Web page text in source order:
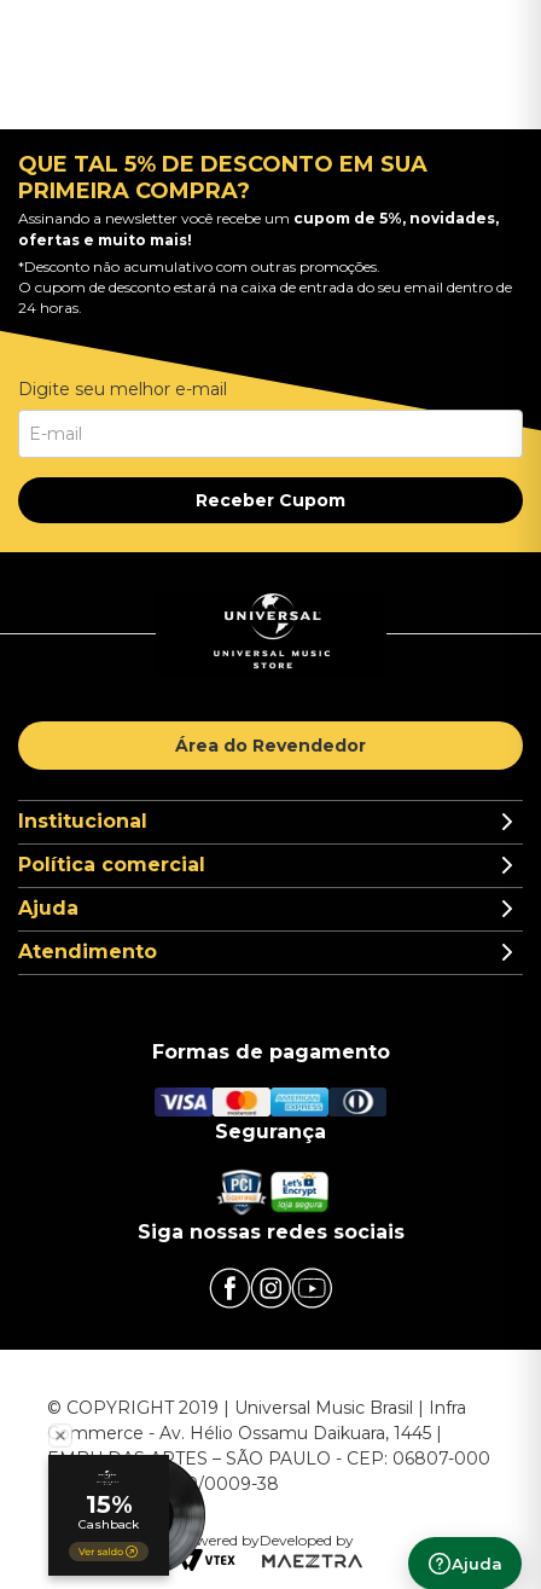
Ajuda
QUE TAL 5% DE DESCONTO EM SUA
PRIMEIRA COMPRA?
Assinando a newsletter você recebe um cupom de 5%, novidades,
ofertas e muito mais!
*Desconto não acumulativo com outras promoções.
O cupom de desconto estará na caixa de entrada do seu email dentro de
24 horas.
Digite seu melhor e-mail
Receber Cupom
Área do Revendedor
Institucional
Política comercial
Ajuda
Atendimento
Formas de pagamento
Segurança
Siga nossas redes sociais
© COPYRIGHT 2019 | Universal Music Brasil | Infra
Commerce - Av. Hélio Ossamu Daikuara, 1445 |
EMBU DAS ARTES – SÃO PAULO - CEP: 06807-000
CNPJ: 00.952.789/0009-38
Powered byDeveloped by